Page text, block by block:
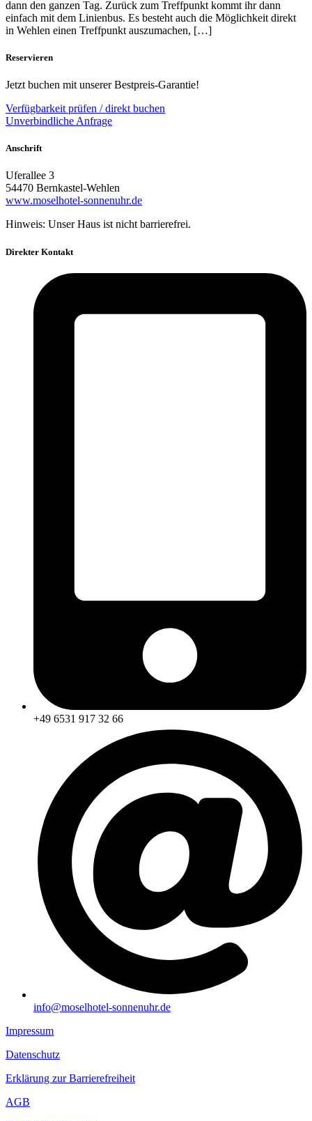
dann den ganzen Tag. Zurück zum Treffpunkt kommt ihr dann
einfach mit dem Linienbus. Es besteht auch die Möglichkeit direkt
in Wehlen einen Treffpunkt auszumachen, […]
Reservieren
Jetzt buchen mit unserer Bestpreis-Garantie!
Verfügbarkeit prüfen / direkt buchen
Unverbindliche Anfrage
Anschrift
Uferallee 3
54470 Bernkastel-Wehlen
www.moselhotel-sonnenuhr.de
Hinweis: Unser Haus ist nicht barrierefrei.
Direkter Kontakt
+49 6531 917 32 66
info@moselhotel-sonnenuhr.de
Impressum
Datenschutz
Erklärung zur Barrierefreiheit
AGB